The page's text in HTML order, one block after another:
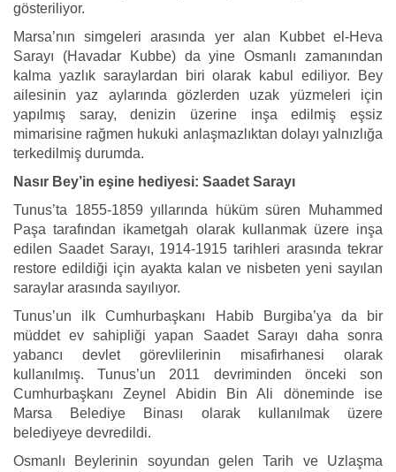
gösteriliyor.
Marsa’nın simgeleri arasında yer alan Kubbet el-Heva
Sarayı (Havadar Kubbe) da yine Osmanlı zamanından
kalma yazlık saraylardan biri olarak kabul ediliyor. Bey
ailesinin yaz aylarında gözlerden uzak yüzmeleri için
yapılmış saray, denizin üzerine inşa edilmiş eşsiz
mimarisine rağmen hukuki anlaşmazlıktan dolayı yalnızlığa
terkedilmiş durumda.
Nasır Bey’in eşine hediyesi: Saadet Sarayı
Tunus’ta 1855-1859 yıllarında hüküm süren Muhammed
Paşa tarafından ikametgah olarak kullanmak üzere inşa
edilen Saadet Sarayı, 1914-1915 tarihleri arasında tekrar
restore edildiği için ayakta kalan ve nisbeten yeni sayılan
saraylar arasında sayılıyor.
Tunus’un ilk Cumhurbaşkanı Habib Burgiba’ya da bir
müddet ev sahipliği yapan Saadet Sarayı daha sonra
yabancı devlet görevlilerinin misafirhanesi olarak
kullanılmış. Tunus’un 2011 devriminden önceki son
Cumhurbaşkanı Zeynel Abidin Bin Ali döneminde ise
Marsa Belediye Binası olarak kullanılmak üzere
belediyeye devredildi.
Osmanlı Beylerinin soyundan gelen Tarih ve Uzlaşma